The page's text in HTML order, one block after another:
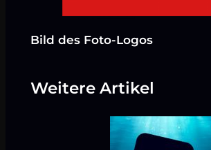
Bild des Foto-Logos
Weitere Artikel